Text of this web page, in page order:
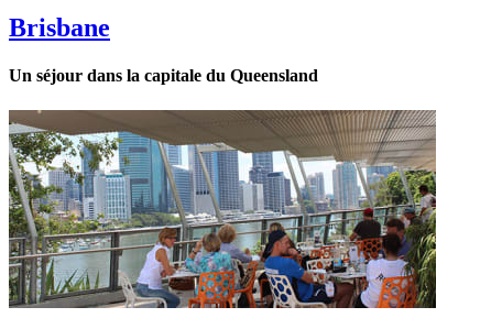
Brisbane
Un séjour dans la capitale du Queensland